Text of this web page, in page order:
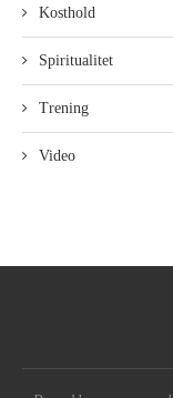
Kosthold
Spiritualitet
Trening
Video